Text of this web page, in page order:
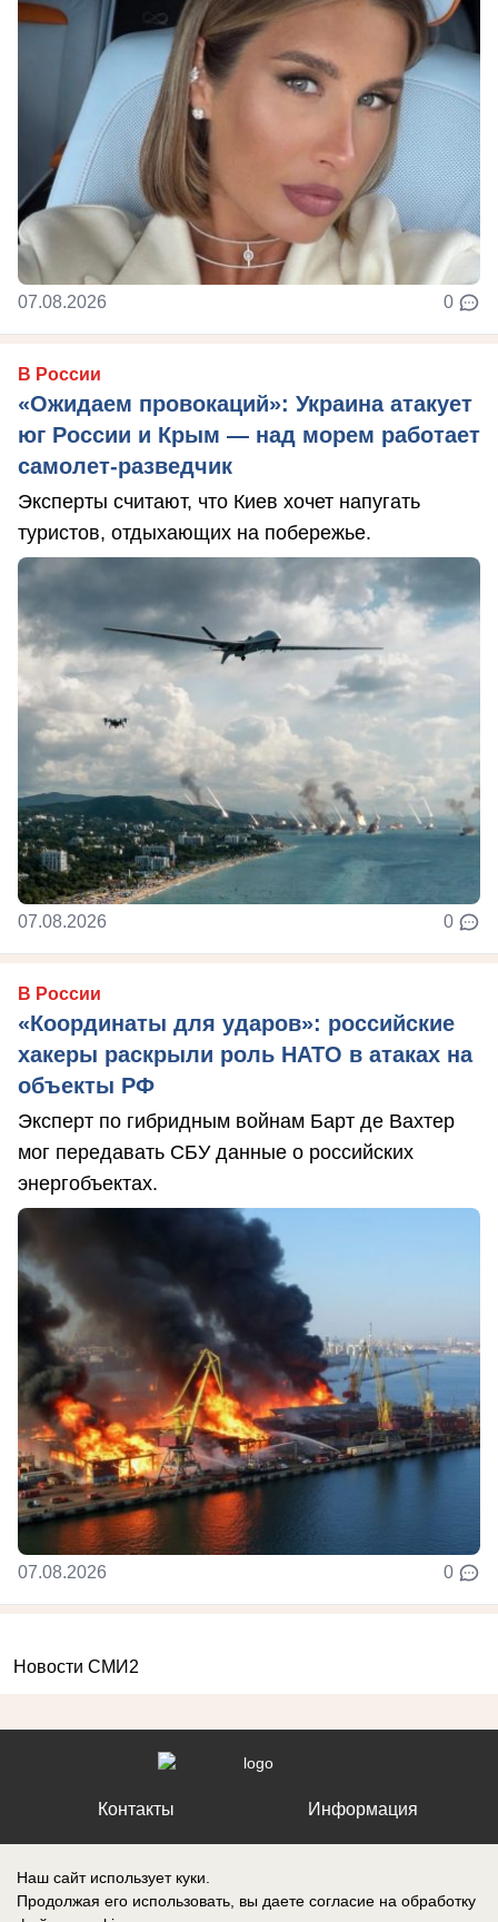
07.08.2026 0
В России
«Ожидаем провокаций»: Украина атакует
юг России и Крым — над морем работает
самолет-разведчик
Эксперты считают, что Киев хочет напугать
туристов, отдыхающих на побережье.
07.08.2026 0
В России
«Координаты для ударов»: российские
хакеры раскрыли роль НАТО в атаках на
объекты РФ
Эксперт по гибридным войнам Барт де Вахтер
мог передавать СБУ данные о российских
энергобъектах.
07.08.2026 0
Новости СМИ2
Контакты Информация
Наш сайт использует куки.
Продолжая его использовать, вы даете согласие на обработку